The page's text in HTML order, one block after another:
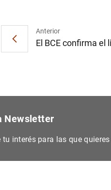
Anterior
El BCE confirma el
Newsletter
tu interés para las que